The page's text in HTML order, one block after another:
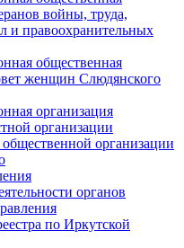
войны, труда,
и правоохранительных
общественная
женщин Слюдянского
организация
организации
организации
органов
по Иркутской